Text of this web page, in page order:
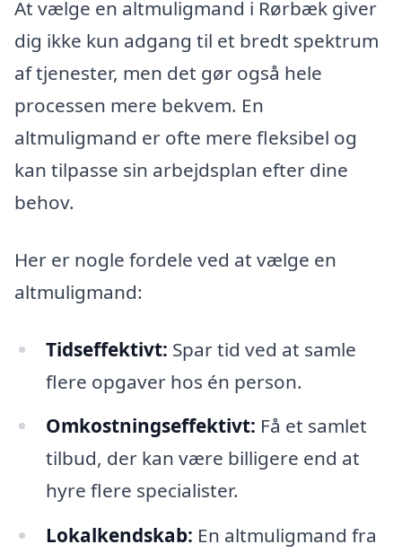
At vælge en altmuligmand i Rørbæk giver
dig ikke kun adgang til et bredt spektrum
af tjenester, men det gør også hele
processen mere bekvem. En
altmuligmand er ofte mere fleksibel og
kan tilpasse sin arbejdsplan efter dine
behov.
Her er nogle fordele ved at vælge en
altmuligmand:
Tidseffektivt: Spar tid ved at samle
flere opgaver hos én person.
Omkostningseffektivt: Få et samlet
tilbud, der kan være billigere end at
hyre flere specialister.
Lokalkendskab: En altmuligmand fra